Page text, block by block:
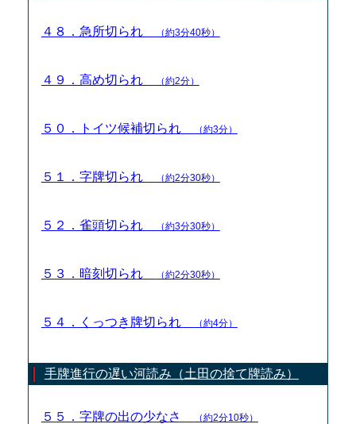
４８．急所切られ （約3分40秒）
４９．高め切られ （約2分）
５０．トイツ候補切られ （約3分）
５１．字牌切られ （約2分30秒）
５２．雀頭切られ （約3分30秒）
５３．暗刻切られ （約2分30秒）
５４．くっつき牌切られ （約4分）
手牌進行の遅い河読み（土田の捨て牌読み）
５５．字牌の出の少なさ （約2分10秒）